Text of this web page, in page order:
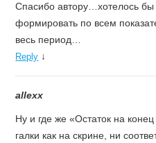
Спасибо автору…хотелось
формировать по всем
весь период…
Reply ↓
allexx
Ну и где же «Остаток на
галки как на скрине, ни